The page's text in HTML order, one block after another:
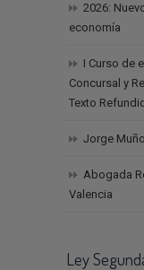
2026:
economía
I Curso de
Concursal y
Texto
Jorge
Abogada
Valencia
Ley